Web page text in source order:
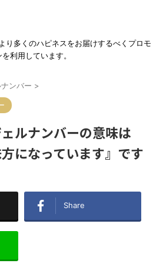
り多くのハピネスをお届けするべくプロモ
利用しています。
ンバー >
ルナンバーの意味は
方になっています』です
Share